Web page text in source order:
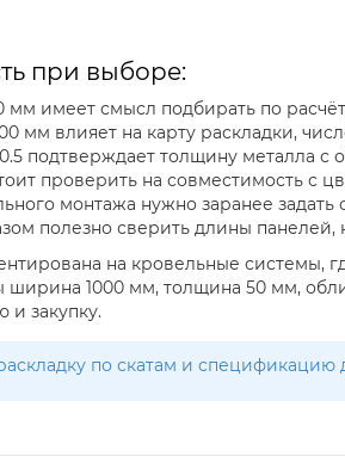
при выборе:
мм имеет смысл подбирать по
мм влияет на карту раскладки,
подтверждает толщину металла с
проверить на совместимость с
монтажа нужно заранее
полезно сверить длины
на кровельные системы,
ширина 1000 мм, толщина 50 мм,
и закупку.
по скатам и